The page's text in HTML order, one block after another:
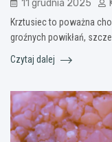
11 grudnia 2025
Krztusiec to poważna
groźnych powikłań,
Czytaj dalej